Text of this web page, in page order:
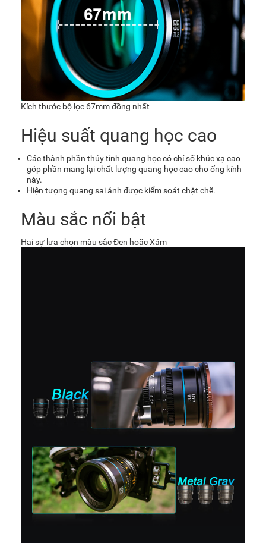
Kích thước bộ lọc 67mm đồng nhất
Hiệu suất quang học cao
Các thành phần thủy tinh quang học có chỉ số khúc xạ cao
góp phần mang lại chất lượng quang học cao cho ống kính
này.
Hiện tượng quang sai ảnh được kiểm soát chặt chẽ.
Màu sắc nổi bật
Hai sự lựa chọn màu sắc Đen hoặc Xám